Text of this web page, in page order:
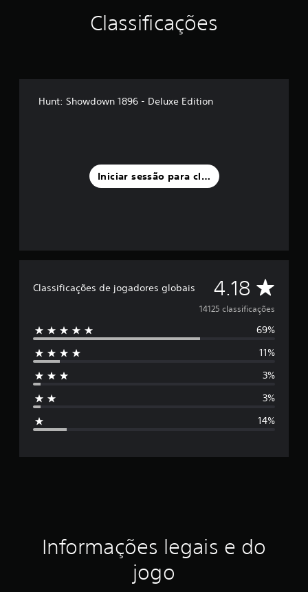
Classificações
Hunt: Showdown 1896 - Deluxe Edition
Iniciar sessão para classificar
Classificações de jogadores globais 4.18 C
l
a
i
ç
14125 classificações
69%
11%
3%
3%
14%
Informações legais e do
jogo